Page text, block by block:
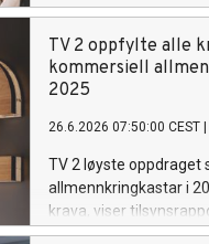
økonomiske utviklinga
krevjande, viser ein ny
Medietilsynet.
TV 2 oppfylte alle
kommersiell
2025
26.6.2026 07:50:00 CEST
TV 2 løyste oppdraget
allmennkringkastar i
krava, viser
Medietilsynet.